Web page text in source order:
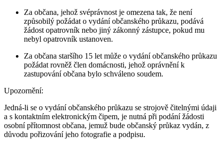
Za občana, jehož svéprávnost je omezena tak, že není
způsobilý požádat o vydání občanského průkazu, podává
žádost opatrovník nebo jiný zákonný zástupce, pokud mu
nebyl opatrovník ustanoven.
Za občana staršího 15 let může o vydání občanského průkazu
požádat rovněž člen domácnosti, jehož oprávnění k
zastupování občana bylo schváleno soudem.
Upozornění:
Jedná-li se o vydání občanského průkazu se strojově čitelnými údaji
a s kontaktním elektronickým čipem, je nutná při podání žádosti
osobní přítomnost občana, jemuž bude občanský průkaz vydán, z
důvodu pořizování jeho fotografie a podpisu.